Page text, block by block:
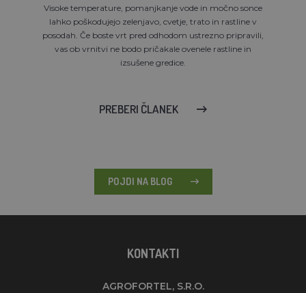
Visoke temperature, pomanjkanje vode in močno sonce
lahko poškodujejo zelenjavo, cvetje, trato in rastline v
posodah. Če boste vrt pred odhodom ustrezno pripravili,
vas ob vrnitvi ne bodo pričakale ovenele rastline in
izsušene gredice.
PREBERI ČLANEK
POJDI NA BLOG
KONTAKTI
AGROFORTEL, S.R.O.